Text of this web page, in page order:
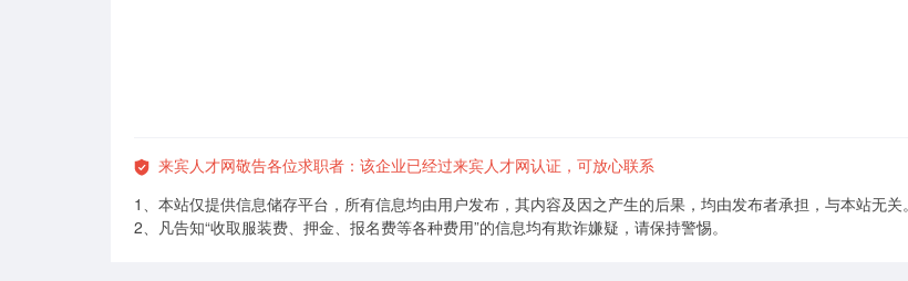
来宾人才网敬告各位求职者：该企业已经过来宾人才网认证，可放心联系
1、本站仅提供信息储存平台，所有信息均由用户发布，其内容及因之产生的后果，均由发布者承担，与本站无关。
2、凡告知“收取服装费、押金、报名费等各种费用”的信息均有欺诈嫌疑，请保持警惕。